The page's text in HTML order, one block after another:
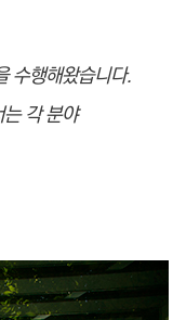
수행해왔습니다.
각 분야